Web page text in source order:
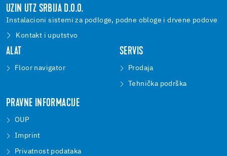
UZIN UTZ SRBIJA D.O.O.
Instalacioni sistemi za podloge, podne obloge i drvene podove
Kontakt i uputstvo
ALAT
Floor navigator
SERVIS
Prodaja
Tehnička podrška
PRAVNE INFORMACIJE
OUP
Imprint
Privatnost podataka